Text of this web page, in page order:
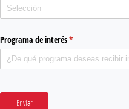
Programa de interés*
(required)
Enviar